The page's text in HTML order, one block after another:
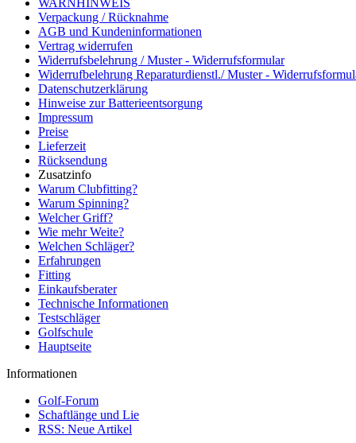
WARNHINWEIS
Verpackung / Rücknahme
AGB und Kundeninformationen
Vertrag widerrufen
Widerrufsbelehrung / Muster - Widerrufsformular
Widerrufbelehrung Reparaturdienstl./ Muster -
Datenschutzerklärung
Hinweise zur Batterieentsorgung
Impressum
Preise
Lieferzeit
Rücksendung
Zusatzinfo
Warum Clubfitting?
Warum Spinning?
Welcher Griff?
Wie mehr Weite?
Welchen Schläger?
Erfahrungen
Fitting
Einkaufsberater
Technische Informationen
Testschläger
Golfschule
Hauptseite
Informationen
Golf-Forum
Schaftlänge und Lie
RSS: Neue Artikel